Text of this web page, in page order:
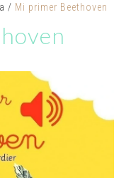
/ Mi primer Beethoven